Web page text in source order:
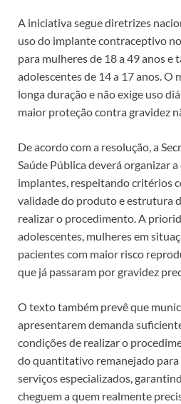
A iniciativa segue diretrizes
uso do implante contraceptivo
para mulheres de 18 a 49 anos e
adolescentes de 14 a 17 anos. O
longa duração e não exige uso
maior proteção contra gravidez
De acordo com a resolução, a
Saúde Pública deverá organizar
implantes, respeitando critérios
validade do produto e estrutura
realizar o procedimento. A
adolescentes, mulheres em
pacientes com maior risco
que já passaram por gravidez
O texto também prevê que
apresentarem demanda
condições de realizar o
do quantitativo remanejado para
serviços especializados,
cheguem a quem realmente